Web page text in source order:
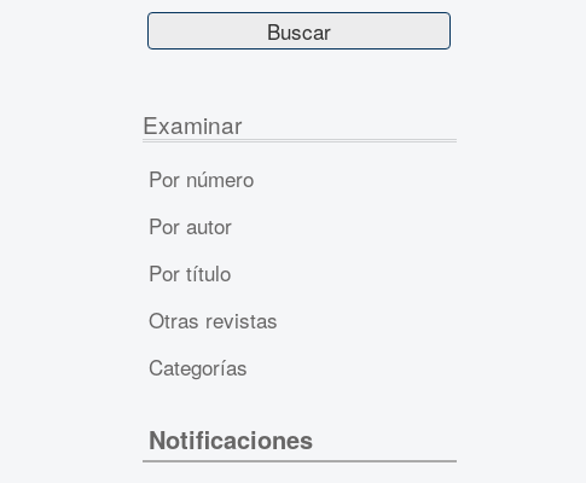
Examinar
Por número
Por autor
Por título
Otras revistas
Categorías
Notificaciones